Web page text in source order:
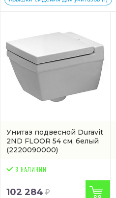
Унитаз подвесной Duravit
2ND FLOOR 54 см, белый
(2220090000)
102 284